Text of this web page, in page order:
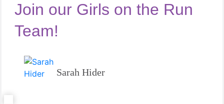
Join our Girls on the Run
Team!
Sarah Hider